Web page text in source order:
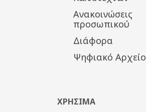
Ανακοινώσεις
προσωπικού
Διάφορα
Ψηφιακό Αρχείο
ΧΡΗΣΙΜΑ